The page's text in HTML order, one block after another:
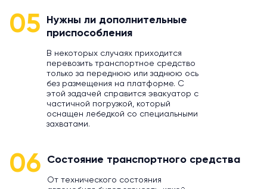
05
Нужны ли дополнительные
приспособления
В некоторых случаях приходится
перевозить транспортное средство
только за переднюю или заднюю ось
без размещения на платформе. С
этой задачей справится эвакуатор с
частичной погрузкой, который
оснащен лебедкой со специальными
захватами.
06 Состояние транспортного средства
От технического состояния